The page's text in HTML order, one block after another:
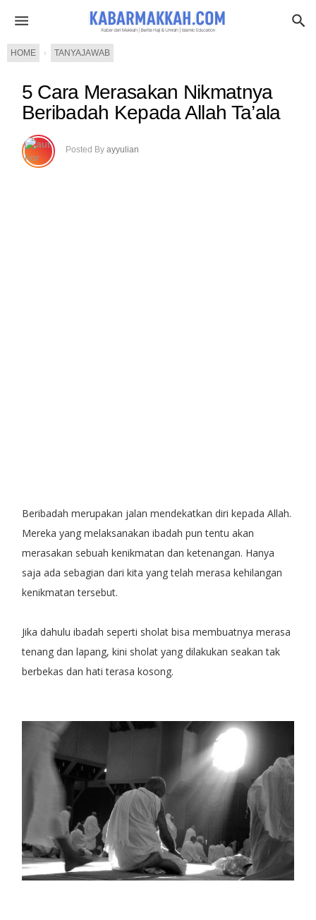
HOME › TANYAJAWAB
5 Cara Merasakan Nikmatnya
Beribadah Kepada Allah Ta’ala
Posted By ayyulian
Beribadah merupakan jalan mendekatkan diri kepada Allah.
Mereka yang melaksanakan ibadah pun tentu akan
merasakan sebuah kenikmatan dan ketenangan. Hanya
saja ada sebagian dari kita yang telah merasa kehilangan
kenikmatan tersebut.
Jika dahulu ibadah seperti sholat bisa membuatnya merasa
tenang dan lapang, kini sholat yang dilakukan seakan tak
berbekas dan hati terasa kosong.